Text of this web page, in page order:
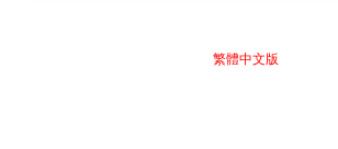
繁體中文版